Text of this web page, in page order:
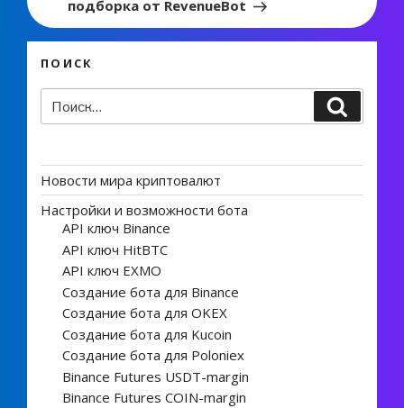
подборка от RevenueBot
ПОИСК
Искать:
Новости мира криптовалют
Настройки и возможности бота
API ключ Binance
API ключ HitBTC
API ключ EXMO
Создание бота для Binance
Создание бота для OKEX
Создание бота для Kucoin
Создание бота для Poloniex
Binance Futures USDT-margin
Binance Futures COIN-margin